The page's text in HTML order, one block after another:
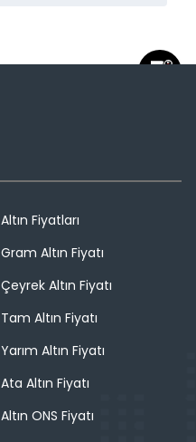
Altın Fiyatları
Gram Altın Fiyatı
Çeyrek Altın Fiyatı
Tam Altın Fiyatı
Yarım Altın Fiyatı
Ata Altın Fiyatı
Altın ONS Fiyatı